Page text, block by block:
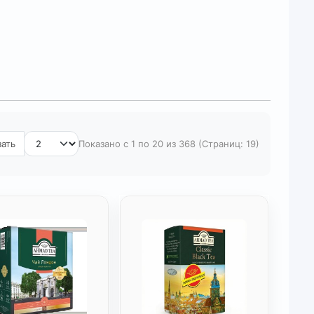
или приятным сладким подарком.
и тающее во рту печенье для идеального
другие напитки, утоляющие жажду.
у нас
себе праздник стало еще проще! Мы
Показано с 1 по 20 из 368 (Страниц: 19)